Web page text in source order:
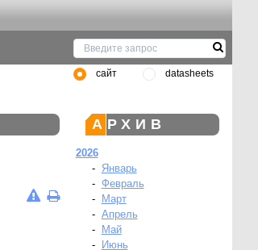
сайт datasheets
АРХИВ
2026
-
Январь
- Февраль
-
Март
- Апрель
-
Май
-
Июнь